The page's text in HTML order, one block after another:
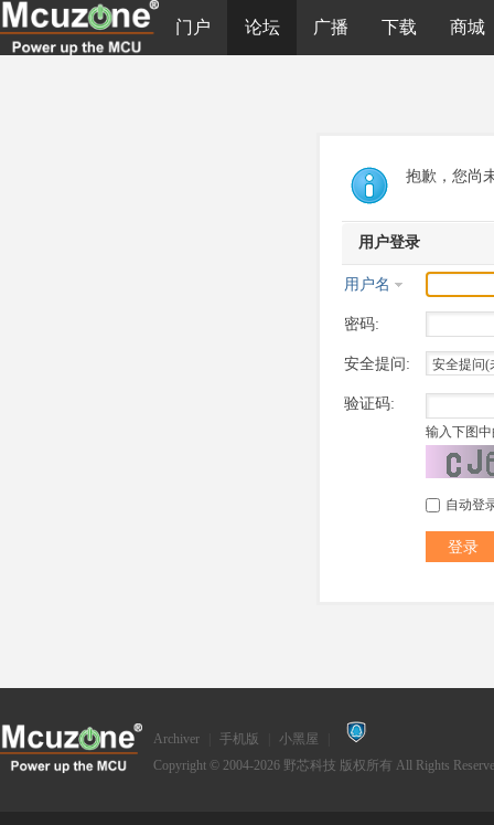
门户 论坛 广播 下载 商城
抱歉，您尚
用户登录
用户名
密码:
安全提问:
验证码:
输入下图
自动登
登录
Archiver 手机版 小黑屋
Copyright © 2004-2026 野芯科技 版权所有 All Rights